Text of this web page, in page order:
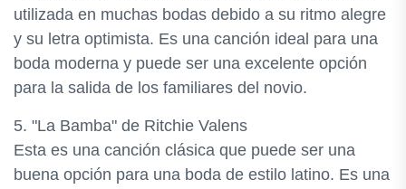
utilizada en muchas bodas debido a su ritmo alegre
y su letra optimista. Es una canción ideal para una
boda moderna y puede ser una excelente opción
para la salida de los familiares del novio.
5. "La Bamba" de Ritchie Valens
Esta es una canción clásica que puede ser una
buena opción para una boda de estilo latino. Es una